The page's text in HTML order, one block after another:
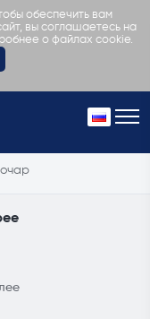
обеспечить вам
вы соглашаетесь на
о файлах cookie.